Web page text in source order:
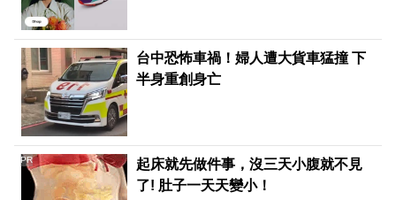
台中恐怖車禍！婦人遭大貨車猛撞 下
半身重創身亡
起床就先做件事，沒三天小腹就不見
了! 肚子一天天變小！
PR